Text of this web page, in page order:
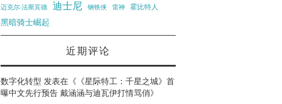
迈克尔·法斯宾德 迪士尼 钢铁侠 雷神 霍比特人
黑暗骑士崛起
近期评论
数字化转型 发表在《 《星际特工：千星之城》首
曝中文先行预告 戴涵涵与迪瓦伊打情骂俏》